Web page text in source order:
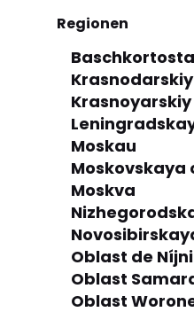
Regionen
Moskau
Moskovskaya
Moskva
Oblast de
Oblast
Oblast